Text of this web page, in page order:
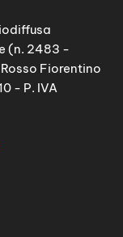
(n. 2483 -
Fiorentino
- P. IVA